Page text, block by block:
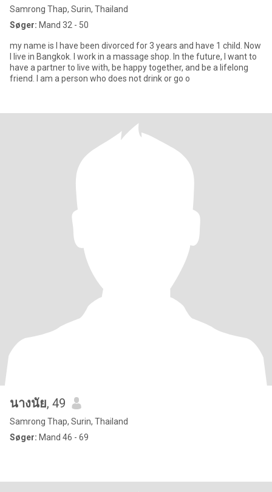
Samrong Thap, Surin, Thailand
Søger: Mand 32 - 50
my name is I have been divorced for 3 years and have 1 child. Now
I live in Bangkok. I work in a massage shop. In the future, I want to
have a partner to live with, be happy together, and be a lifelong
friend. I am a person who does not drink or go o
นางนัย, 49
Samrong Thap, Surin, Thailand
Søger: Mand 46 - 69